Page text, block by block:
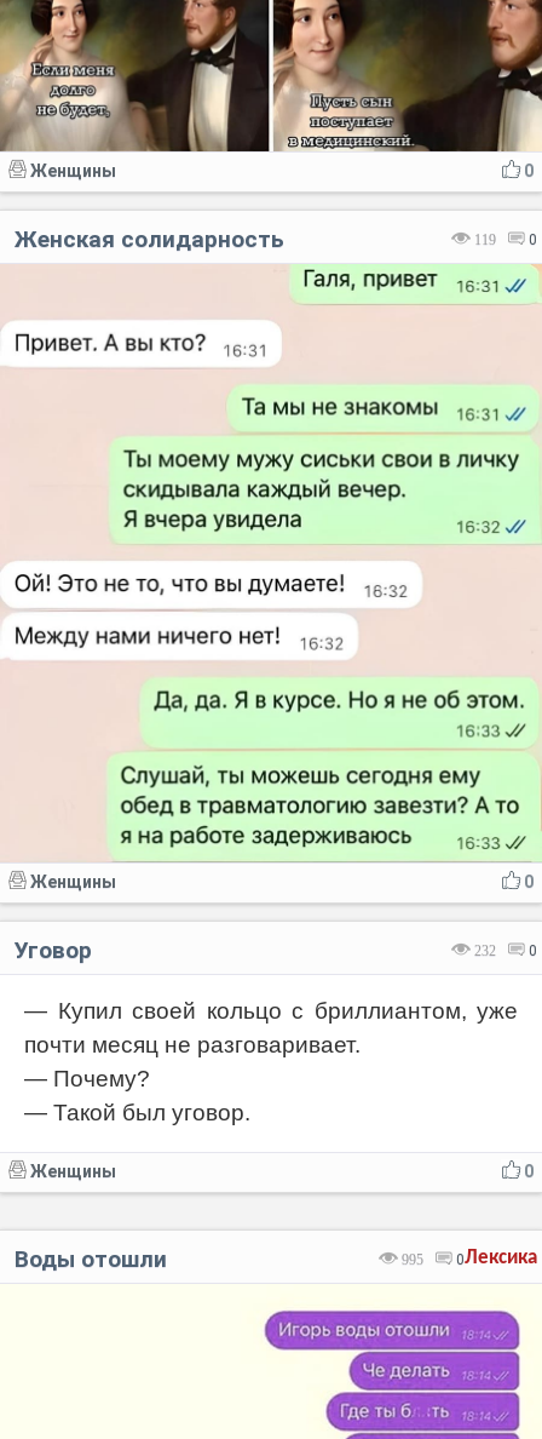
0
Женщины
119 0
Женская солидарность
0
Женщины
232 0
Уговор
— Купил своей кольцо с бриллиантом, уже
почти месяц не разговаривает.
— Почему?
— Такой был уговор.
0
Женщины
Лексика
995 0
Воды отошли